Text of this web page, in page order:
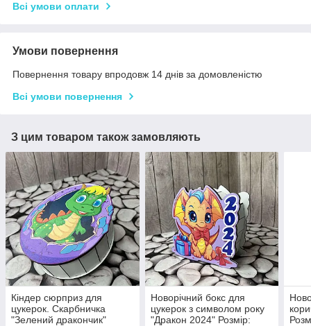
Всі умови оплати
Умови повернення
Повернення товару впродовж 14 днів за домовленістю
Всі умови повернення
З цим товаром також замовляють
Кіндер сюрприз для
цукерок. Скарбничка
"Зелений дракончик"
Новорічний бокс для
цукерок з символом року
"Дракон 2024" Розмір: